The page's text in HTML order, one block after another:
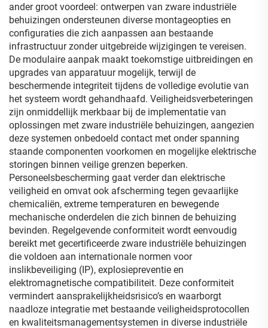
ander groot voordeel: ontwerpen van zware industriële
behuizingen ondersteunen diverse montageopties en
configuraties die zich aanpassen aan bestaande
infrastructuur zonder uitgebreide wijzigingen te vereisen.
De modulaire aanpak maakt toekomstige uitbreidingen en
upgrades van apparatuur mogelijk, terwijl de
beschermende integriteit tijdens de volledige evolutie van
het systeem wordt gehandhaafd. Veiligheidsverbeteringen
zijn onmiddellijk merkbaar bij de implementatie van
oplossingen met zware industriële behuizingen, aangezien
deze systemen onbedoeld contact met onder spanning
staande componenten voorkomen en mogelijke elektrische
storingen binnen veilige grenzen beperken.
Personeelsbescherming gaat verder dan elektrische
veiligheid en omvat ook afscherming tegen gevaarlijke
chemicaliën, extreme temperaturen en bewegende
mechanische onderdelen die zich binnen de behuizing
bevinden. Regelgevende conformiteit wordt eenvoudig
bereikt met gecertificeerde zware industriële behuizingen
die voldoen aan internationale normen voor
inslikbeveiliging (IP), explosiepreventie en
elektromagnetische compatibiliteit. Deze conformiteit
vermindert aansprakelijkheidsrisico’s en waarborgt
naadloze integratie met bestaande veiligheidsprotocollen
en kwaliteitsmanagementsystemen in diverse industriële